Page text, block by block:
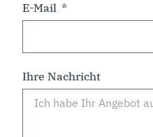
E-Mail
Ihre Nachricht